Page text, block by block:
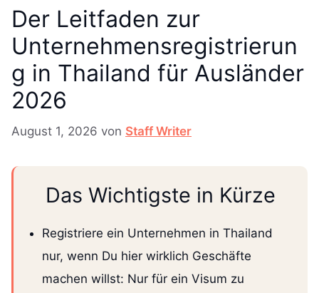
Der Leitfaden zur
Unternehmensregistrierun
g in Thailand für Ausländer
2026
August 1, 2026 von Staff Writer
Das Wichtigste in Kürze
Registriere ein Unternehmen in Thailand
nur, wenn Du hier wirklich Geschäfte
machen willst: Nur für ein Visum zu